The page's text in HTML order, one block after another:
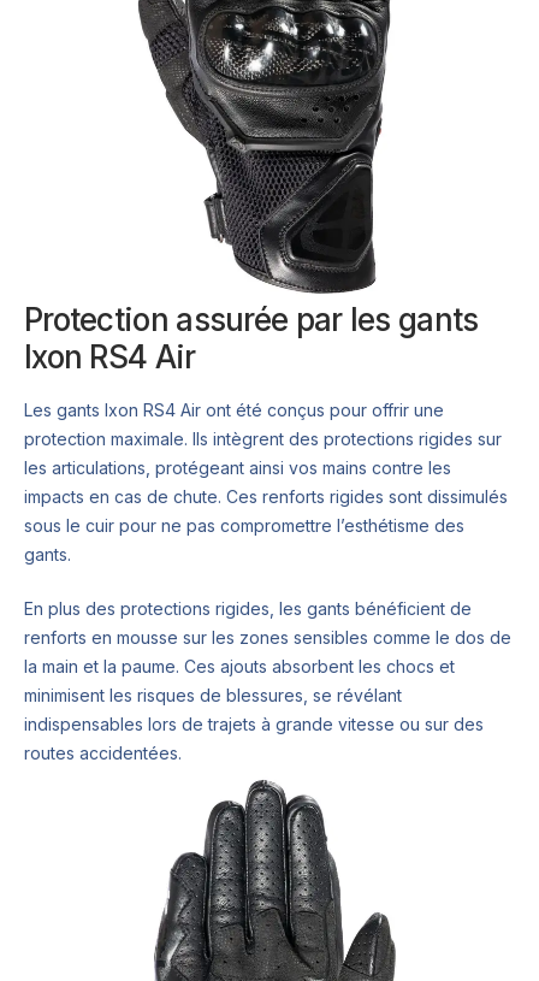
Protection assurée par les gants
Ixon RS4 Air
Les gants Ixon RS4 Air ont été conçus pour offrir une
protection maximale. Ils intègrent des protections rigides sur
les articulations, protégeant ainsi vos mains contre les
impacts en cas de chute. Ces renforts rigides sont dissimulés
sous le cuir pour ne pas compromettre l’esthétisme des
gants.
En plus des protections rigides, les gants bénéficient de
renforts en mousse sur les zones sensibles comme le dos de
la main et la paume. Ces ajouts absorbent les chocs et
minimisent les risques de blessures, se révélant
indispensables lors de trajets à grande vitesse ou sur des
routes accidentées.